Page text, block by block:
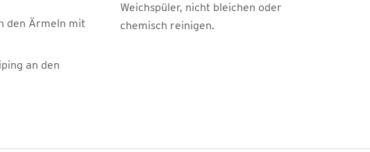
den Ärmeln mit
an den
Weichspüler, nicht bleichen oder
chemisch reinigen.